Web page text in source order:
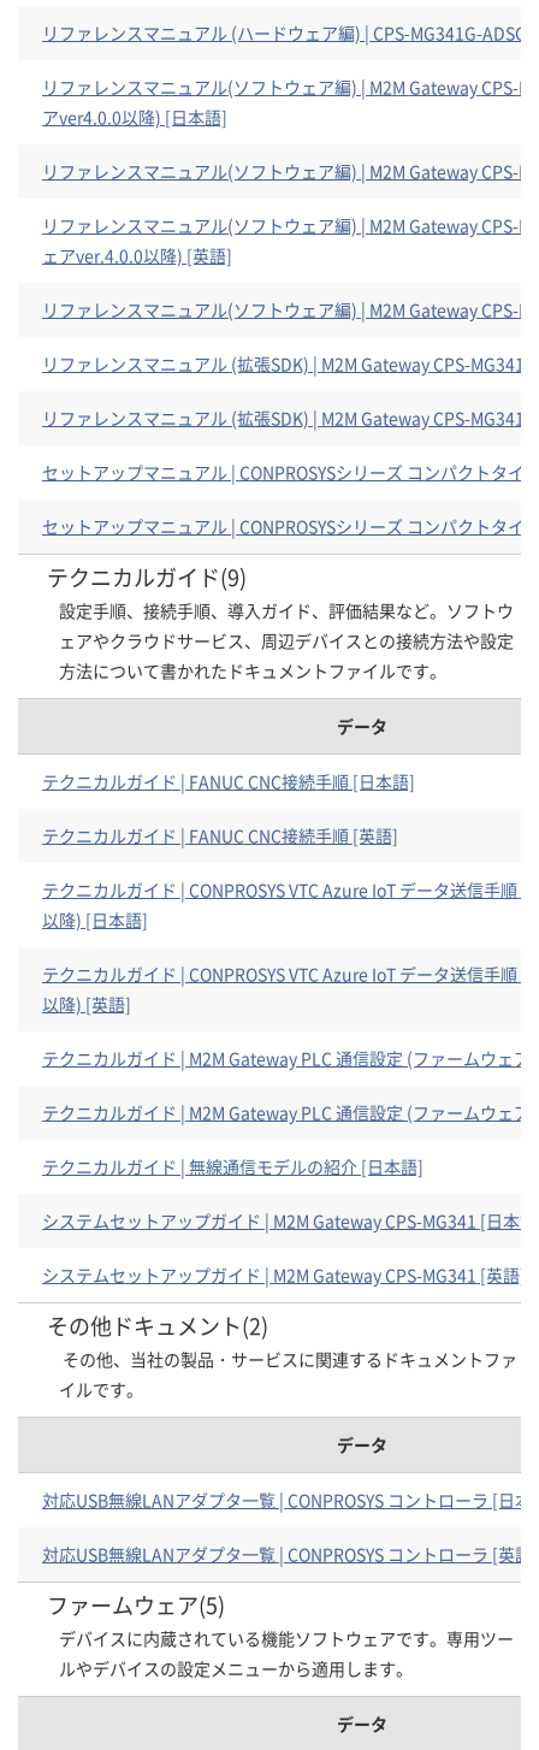
リファレンスマニュアル (ハードウェア編) | CPS-MG341G-
リファレンスマニュアル(ソフトウェア編) | M2M Gateway CPS-
アver4.0.0以降) [日本語]
リファレンスマニュアル(ソフトウェア編) | M2M Gateway CPS-
リファレンスマニュアル(ソフトウェア編) | M2M Gateway CPS-
ェアver.4.0.0以降) [英語]
リファレンスマニュアル(ソフトウェア編) | M2M Gateway CPS-
リファレンスマニュアル (拡張SDK) | M2M Gateway CPS-MG341
リファレンスマニュアル (拡張SDK) | M2M Gateway CPS-MG341
セットアップマニュアル | CONPROSYSシリーズ コンパクトタイ
セットアップマニュアル | CONPROSYSシリーズ コンパクトタイ
テクニカルガイド(9)
設定手順、接続手順、導入ガイド、評価結果など。ソフトウ
ェアやクラウドサービス、周辺デバイスとの接続方法や設定
方法について書かれたドキュメントファイルです。
データ
テクニカルガイド | FANUC CNC接続手順 [日本語]
テクニカルガイド | FANUC CNC接続手順 [英語]
テクニカルガイド | CONPROSYS VTC Azure IoT データ送信手順 (
以降) [日本語]
テクニカルガイド | CONPROSYS VTC Azure IoT データ送信手順 (
以降) [英語]
テクニカルガイド | M2M Gateway PLC 通信設定 (ファームウェ
テクニカルガイド | M2M Gateway PLC 通信設定 (ファームウェ
テクニカルガイド | 無線通信モデルの紹介 [日本語]
システムセットアップガイド | M2M Gateway CPS-MG341 [日本
システムセットアップガイド | M2M Gateway CPS-MG341 [英語]
その他ドキュメント(2)
その他、当社の製品・サービスに関連するドキュメントファ
イルです。
データ
対応USB無線LANアダプタ一覧 | CONPROSYS コントローラ [日本
対応USB無線LANアダプタ一覧 | CONPROSYS コントローラ [英語]
ファームウェア(5)
デバイスに内蔵されている機能ソフトウェアです。専用ツー
ルやデバイスの設定メニューから適用します。
データ